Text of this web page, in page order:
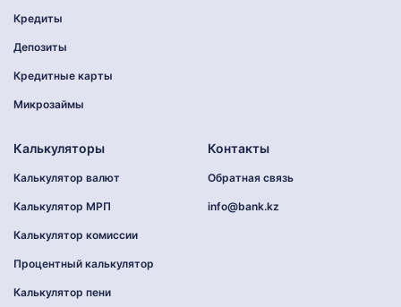
Кредиты
Депозиты
Кредитные карты
Микрозаймы
Калькуляторы
Калькулятор валют
Калькулятор МРП
Калькулятор комиссии
Процентный калькулятор
Калькулятор пени
Контакты
Обратная связь
info@bank.kz